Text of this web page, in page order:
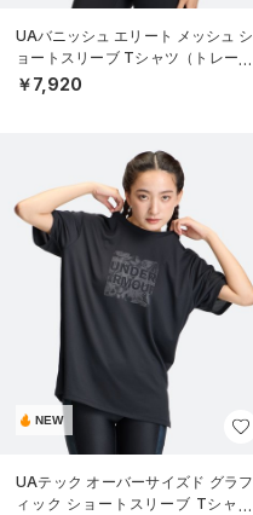
UAバニッシュ エリート メッシュ シ
ョートスリーブ Tシャツ（トレーニ
ング/WOMEN）
￥7,920
NEW
UAテック オーバーサイズド グラフ
ィック ショートスリーブ Tシャツ